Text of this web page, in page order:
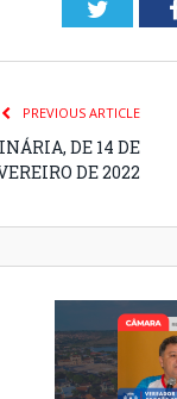
Twitter
PREVIOUS ARTICLE
DE 14 DE
DE 2022